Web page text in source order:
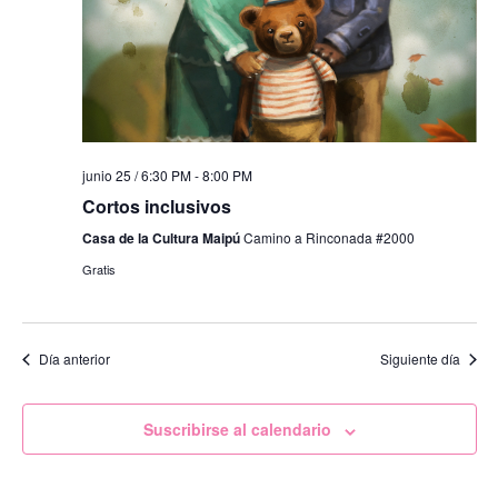
junio 25 / 6:30 PM-8:00 PM
Cortos inclusivos
Casa de la Cultura MaipúCamino a Rinconada #2000
Gratis
Día anterior Siguiente día
Suscribirse al calendario